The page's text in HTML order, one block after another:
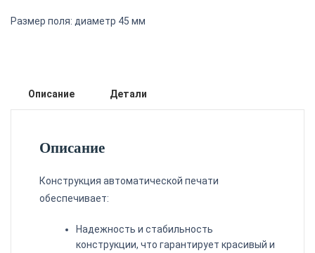
Размер поля: диаметр 45 мм
Описание Детали
Описание
Конструкция автоматической печати
обеспечивает:
Надежность и стабильность
конструкции, что гарантирует красивый и